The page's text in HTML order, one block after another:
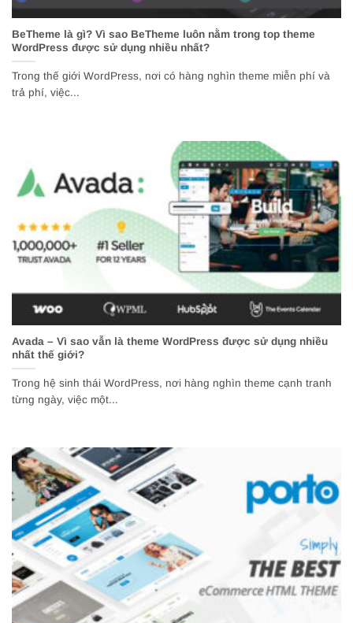
BeTheme là gì? Vì sao BeTheme luôn nằm trong top theme
WordPress được sử dụng nhiều nhất?
Trong thế giới WordPress, nơi có hàng nghìn theme miễn phí và
trả phí, việc...
Avada – Vì sao vẫn là theme WordPress được sử dụng nhiều
nhất thế giới?
Trong hệ sinh thái WordPress, nơi hàng nghìn theme cạnh tranh
từng ngày, việc một...